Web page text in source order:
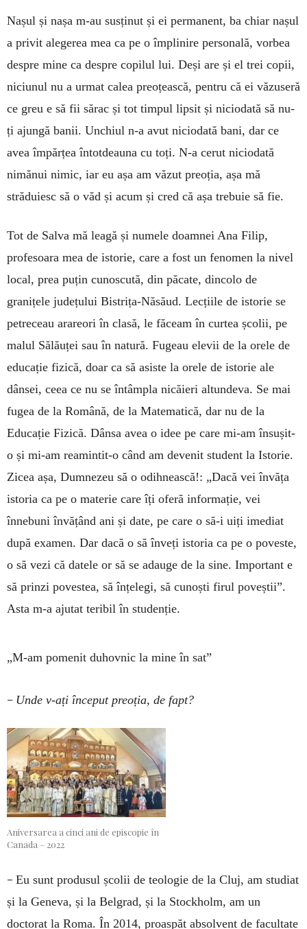
Nașul și nașa m-au susținut și ei permanent, ba chiar nașul
a privit alegerea mea ca pe o împlinire personală, vorbea
despre mine ca despre copilul lui. Deși are și el trei copii,
niciunul nu a urmat calea preoțească, pentru că ei văzuseră
ce greu e să fii sărac și tot timpul lipsit și niciodată să nu-
ți ajungă banii. Unchiul n-a avut niciodată bani, dar ce
avea împărțea întotdeauna cu toți. N-a cerut niciodată
nimănui nimic, iar eu așa am văzut preoția, așa mă
străduiesc să o văd și acum și cred că așa trebuie să fie.
Tot de Salva mă leagă și numele doamnei Ana Filip,
profesoara mea de istorie, care a fost un fenomen la nivel
local, prea puțin cunoscută, din păcate, dincolo de
granițele județului Bistrița-Năsăud. Lecțiile de istorie se
petreceau arareori în clasă, le făceam în curtea școlii, pe
malul Sălăuței sau în natură. Fugeau elevii de la orele de
educație fizică, doar ca să asiste la orele de istorie ale
dânsei, ceea ce nu se întâmpla nicăieri altundeva. Se mai
fugea de la Română, de la Matematică, dar nu de la
Educație Fizică. Dânsa avea o idee pe care mi-am însușit-
o și mi-am reamintit-o când am devenit student la Istorie.
Zicea așa, Dumnezeu să o odihnească!: „Dacă vei învăța
istoria ca pe o materie care îți oferă informație, vei
înnebuni învățând ani și date, pe care o să-i uiți imediat
după examen. Dar dacă o să înveți istoria ca pe o poveste,
o să vezi că datele or să se adauge de la sine. Important e
să prinzi povestea, să înțelegi, să cunoști firul poveștii”.
Asta m-a ajutat teribil în studenție.
„M-am pomenit duhovnic la mine în sat”
– Unde v-ați început preoția, de fapt?
Aniversarea a cinci ani de episcopie în
Canada – 2022
– Eu sunt produsul școlii de teologie de la Cluj, am studiat
și la Geneva, și la Belgrad, și la Stockholm, am un
doctorat la Roma. În 2014, proaspăt absolvent de facultate